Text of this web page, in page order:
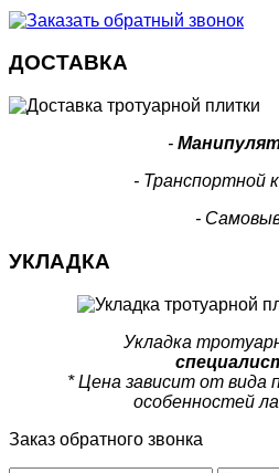
ДОСТАВКА
-
- Транспортной
-
УКЛАДКА
Укладка
* Цена зависит от вида
особенностей
Заказ обратного звонка